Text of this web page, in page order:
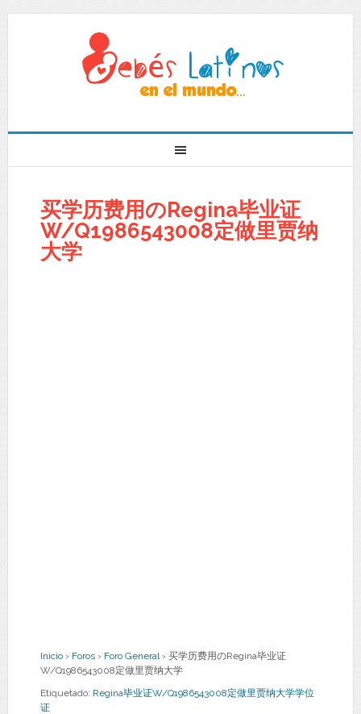
买学历费用のRegina毕业证
W/Q1986543008定做里贾纳
大学
Inicio › Foros › Foro General › 买学历费用のRegina毕业证
W/Q1986543008定做里贾纳大学
Etiquetado: Regina毕业证W/Q1986543008定做里贾纳大学学位
证